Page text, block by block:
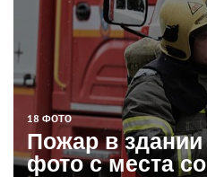
18 ФОТО
Пожар в
фото с места